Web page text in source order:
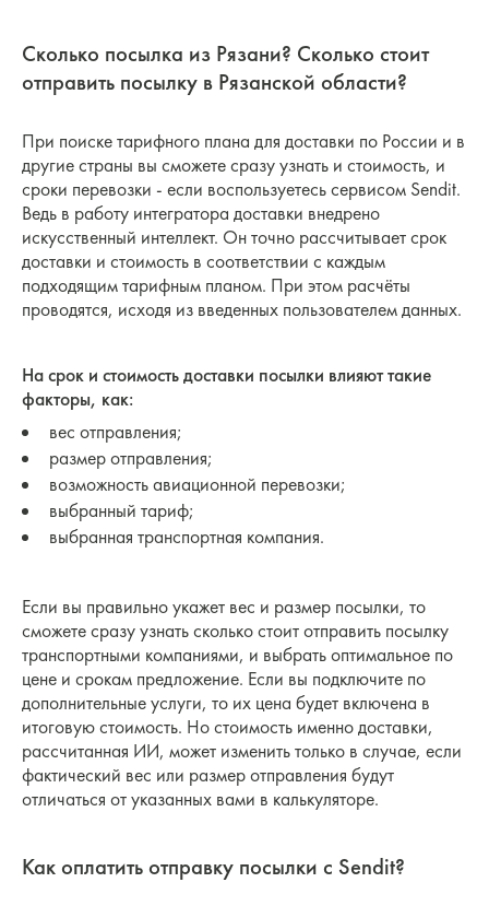
Сколько посылка из Рязани? Сколько стоит
отправить посылку в Рязанской области?
При поиске тарифного плана для доставки по России и в
другие страны вы сможете сразу узнать и стоимость, и
сроки перевозки - если воспользуетесь сервисом Sendit.
Ведь в работу интегратора доставки внедрено
искусственный интеллект. Он точно рассчитывает срок
доставки и стоимость в соответствии с каждым
подходящим тарифным планом. При этом расчёты
проводятся, исходя из введенных пользователем данных.
На срок и стоимость доставки посылки влияют такие
факторы, как:
вес отправления;
размер отправления;
возможность авиационной перевозки;
выбранный тариф;
выбранная транспортная компания.
Если вы правильно укажет вес и размер посылки, то
сможете сразу узнать сколько стоит отправить посылку
транспортными компаниями, и выбрать оптимальное по
цене и срокам предложение. Если вы подключите по
дополнительные услуги, то их цена будет включена в
итоговую стоимость. Но стоимость именно доставки,
рассчитанная ИИ, может изменить только в случае, если
фактический вес или размер отправления будут
отличаться от указанных вами в калькуляторе.
Как оплатить отправку посылки с Sendit?